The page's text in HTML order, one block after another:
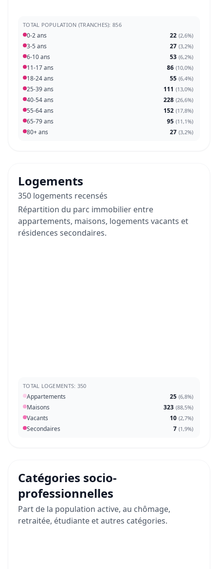
TOTAL POPULATION (TRANCHES): 856
0-2 ans 22 (2,6%)
3-5 ans 27 (3,2%)
6-10 ans 53 (6,2%)
11-17 ans 86 (10,0%)
18-24 ans 55 (6,4%)
25-39 ans 111 (13,0%)
40-54 ans 228 (26,6%)
55-64 ans 152 (17,8%)
65-79 ans 95 (11,1%)
80+ ans 27 (3,2%)
Logements
350 logements recensés
Répartition du parc immobilier entre
appartements, maisons, logements vacants et
résidences secondaires.
TOTAL LOGEMENTS: 350
Appartements 25 (6,8%)
Maisons 323 (88,5%)
Vacants 10 (2,7%)
Secondaires 7 (1,9%)
Catégories socio-
professionnelles
Part de la population active, au chômage,
retraitée, étudiante et autres catégories.